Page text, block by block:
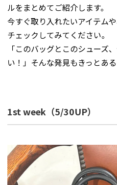
ルをまとめてご紹介します。
今すぐ取り入れたいアイテム
チェックしてみてください。
「このバッグとこのシューズ
い！」そんな発見もきっとある
1st week（5/30UP）